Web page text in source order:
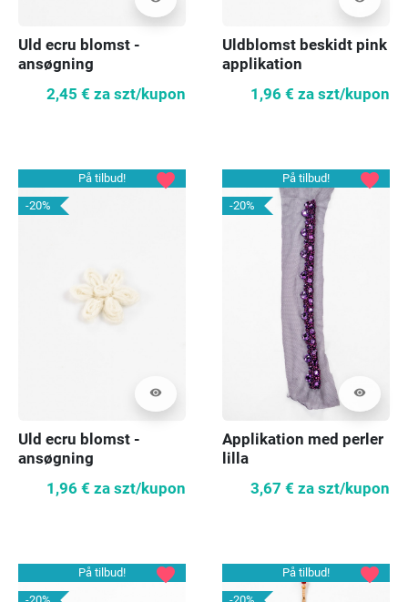
Uld ecru blomst -
ansøgning
2,45 € za szt/kupon
Uldblomst beskidt pink
applikation
1,96 € za szt/kupon
På tilbud!
-20%
visibility
favorite
Uld ecru blomst -
ansøgning
1,96 € za szt/kupon
På tilbud!
-20%
visibility
favorite
Applikation med perler
lilla
3,67 € za szt/kupon
På tilbud!
favorite
På tilbud!
favorite